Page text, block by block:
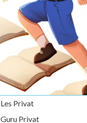
Les Privat
Guru Privat